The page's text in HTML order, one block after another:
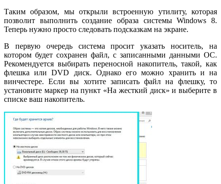
Таким образом, мы открыли встроенную утилиту, которая
позволит выполнить создание образа системы Windows 8.
Теперь нужно просто следовать подсказкам на экране.
В первую очередь система просит указать носитель, на
котором будет сохранен файл, с записанными данными ОС.
Рекомендуется выбирать переносной накопитель, такой, как
флешка или DVD диск. Однако его можно хранить и на
винчестере. Если вы хотите записать файл на флешку, то
установите маркер на пункт «На жесткий диск» и выберите в
списке ваш накопитель.